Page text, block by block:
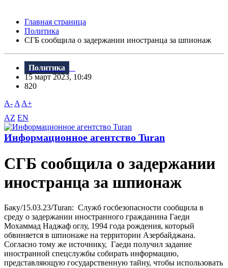
Главная страница
Политика
СГБ сообщила о задержании иностранца за шпионаж
Политика
15 март 2023, 10:49
820
A- A A+
AZ EN
Информационное агентство Turan
СГБ сообщила о задержании
иностранца за шпионаж
Баку/15.03.23/Turan: Служб госбезопасности сообщила в
среду о задержании иностранного гражданина Гаеди
Мохаммад Наджаф оглу, 1994 года рождения, который
обвиняется в шпионаже на территории Азербайджана.
Согласно тому же источнику, Гаеди получил задание
иностранной спецслужбы собирать информацию,
представляющую государственную тайну, чтобы использовать